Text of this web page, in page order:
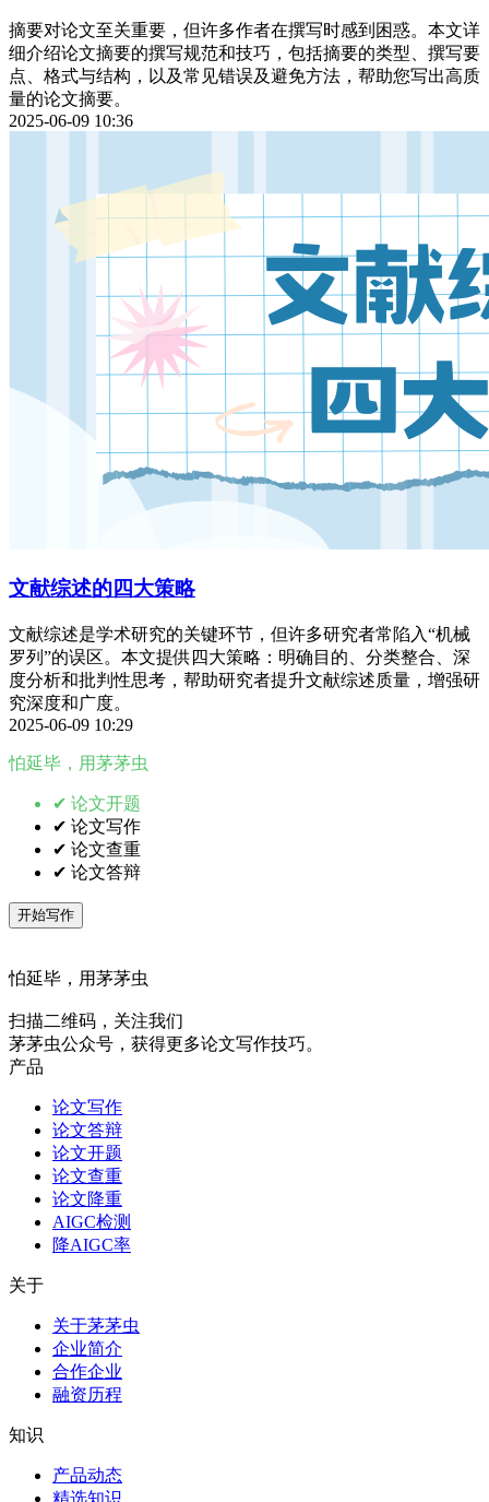
摘要对论文至关重要，但许多作者在撰写时感到困惑。本文详
细介绍论文摘要的撰写规范和技巧，包括摘要的类型、撰写要
点、格式与结构，以及常见错误及避免方法，帮助您写出高质
量的论文摘要。
2025-06-09 10:36
文献综述的四大策略
文献综述是学术研究的关键环节，但许多研究者常陷入“机械
罗列”的误区。本文提供四大策略：明确目的、分类整合、深
度分析和批判性思考，帮助研究者提升文献综述质量，增强研
究深度和广度。
2025-06-09 10:29
怕延毕，用茅茅虫
✔ 论文开题
✔ 论文写作
✔ 论文查重
✔ 论文答辩
开始写作
怕延毕，用茅茅虫
扫描二维码，关注我们
茅茅虫公众号，获得更多论文写作技巧。
产品
论文写作
论文答辩
论文开题
论文查重
论文降重
AIGC检测
降AIGC率
关于
关于茅茅虫
企业简介
合作企业
融资历程
知识
产品动态
精选知识